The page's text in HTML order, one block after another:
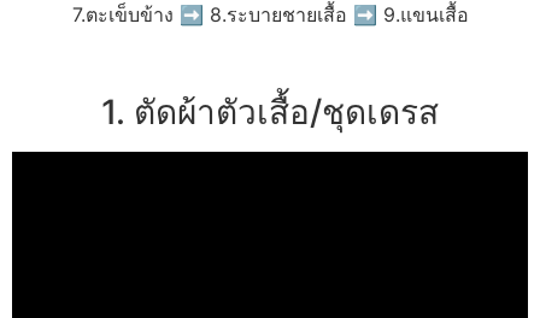
7.ตะเข็บข้าง ➡ 8.ระบายชายเสื้อ ➡ 9.แขนเสื้อ
1. ตัดผ้าตัวเสื้อ/ชุดเดรส